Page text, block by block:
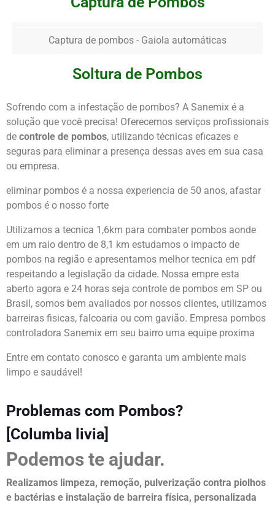
Captura de pombos - Gaiola automáticas
Soltura de Pombos
Sofrendo com a infestação de pombos? A Sanemix é a
solução que você precisa! Oferecemos serviços profissionais
de controle de pombos, utilizando técnicas eficazes e
seguras para eliminar a presença dessas aves em sua casa
ou empresa.
eliminar pombos é a nossa experiencia de 50 anos, afastar
pombos é o nosso forte
Utilizamos a tecnica 1,6km para combater pombos aonde
em um raio dentro de 8,1 km estudamos o impacto de
pombos na região e apresentamos melhor tecnica em pdf
respeitando a legislação da cidade. Nossa empre esta
aberto agora e 24 horas seja controle de pombos em SP ou
Brasil, somos bem avaliados por nossos clientes, utilizamos
barreiras fisicas, falcoaria ou com gavião. Empresa pombos
controladora Sanemix em seu bairro uma equipe proxima
Entre em contato conosco e garanta um ambiente mais
limpo e saudável!
Problemas com Pombos?
[Columba livia]
Podemos te ajudar.
Realizamos limpeza, remoção, pulverização contra piolhos
e bactérias e instalação de barreira física, personalizada